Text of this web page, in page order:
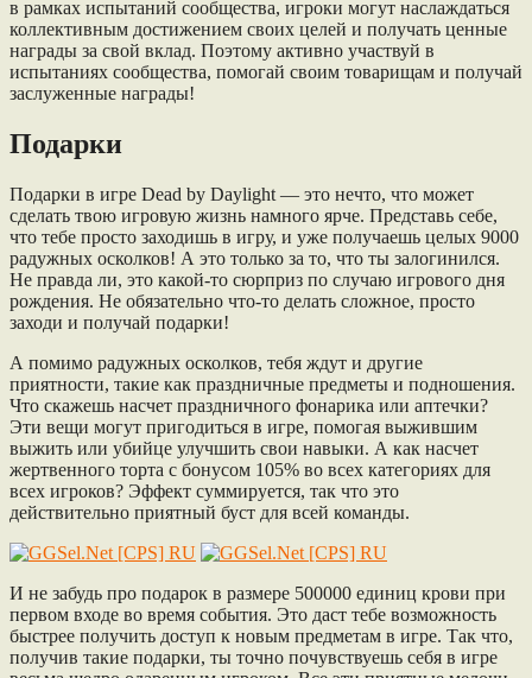
в рамках испытаний сообщества, игроки могут наслаждаться
коллективным достижением своих целей и получать ценные
награды за свой вклад. Поэтому активно участвуй в
испытаниях сообщества, помогай своим товарищам и получай
заслуженные награды!
Подарки
Подарки в игре Dead by Daylight — это нечто, что может
сделать твою игровую жизнь намного ярче. Представь себе,
что тебе просто заходишь в игру, и уже получаешь целых 9000
радужных осколков! А это только за то, что ты залогинился.
Не правда ли, это какой-то сюрприз по случаю игрового дня
рождения. Не обязательно что-то делать сложное, просто
заходи и получай подарки!
А помимо радужных осколков, тебя ждут и другие
приятности, такие как праздничные предметы и подношения.
Что скажешь насчет праздничного фонарика или аптечки?
Эти вещи могут пригодиться в игре, помогая выжившим
выжить или убийце улучшить свои навыки. А как насчет
жертвенного торта с бонусом 105% во всех категориях для
всех игроков? Эффект суммируется, так что это
действительно приятный буст для всей команды.
И не забудь про подарок в размере 500000 единиц крови при
первом входе во время события. Это даст тебе возможность
быстрее получить доступ к новым предметам в игре. Так что,
получив такие подарки, ты точно почувствуешь себя в игре